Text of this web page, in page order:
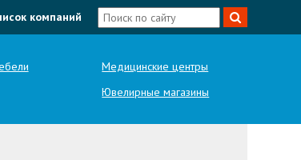
компаний
Медицинские центры
Ювелирные магазины